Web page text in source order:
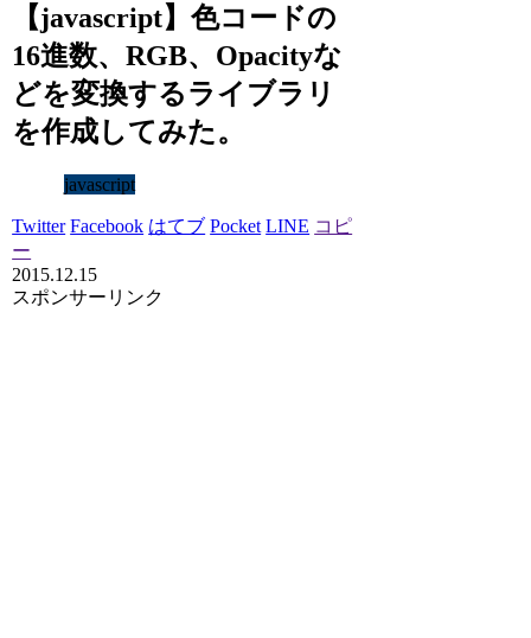
【javascript】色コードの
16進数、RGB、Opacityな
どを変換するライブラリ
を作成してみた。
javascript
Twitter Facebook はてブ Pocket LINE コピ
ー
2015.12.15
スポンサーリンク